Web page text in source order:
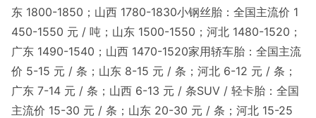
东 1800-1850；山西 1780-1830小钢丝胎：全国主流价 1
450-1550 元 / 吨；山东 1500-1550；河北 1480-1520；
广东 1490-1540；山西 1470-1520家用轿车胎：全国主流
价 5-15 元 / 条；山东 8-15 元 / 条；河北 6-12 元 / 条；
广东 7-14 元 / 条；山西 6-13 元 / 条SUV / 轻卡胎：全国
主流价 15-30 元 / 条；山东 20-30 元 / 条；河北 15-25